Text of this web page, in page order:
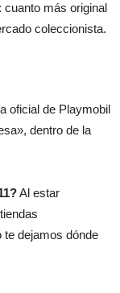
cuanto más original
coleccionista.
oficial de Playmobil
dentro de la
Al estar
dejamos dónde